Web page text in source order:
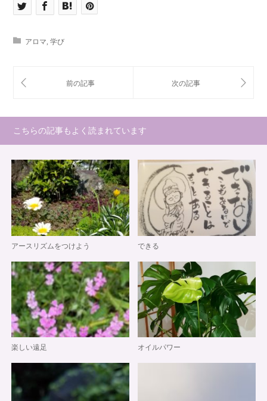
アロマ, 学び
こちらの記事もよく読まれています
アースリズムをつけよう できる
楽しい遠足 オイルパワー